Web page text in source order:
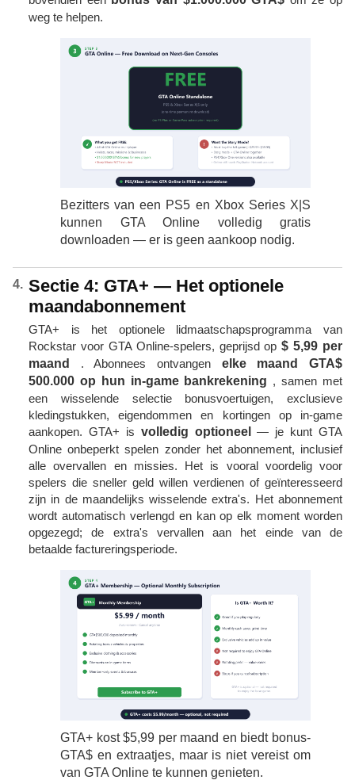
weg te helpen.
Bezitters van een PS5 en Xbox Series X|S
kunnen GTA Online volledig gratis
downloaden — er is geen aankoop nodig.
Sectie 4: GTA+ — Het optionele
maandabonnement
GTA+ is het optionele lidmaatschapsprogramma van
Rockstar voor GTA Online-spelers, geprijsd op$ 5,99 per
maand
. Abonnees ontvangen elke maand GTA$
500.000 op hun in-game bankrekening , samen met
een wisselende selectie bonusvoertuigen, exclusieve
kledingstukken, eigendommen en kortingen op in-game
aankopen. GTA+ is volledig optioneel
— je kunt GTA
Online onbeperkt spelen zonder het abonnement, inclusief
alle overvallen en missies. Het is vooral voordelig voor
spelers die sneller geld willen verdienen of geïnteresseerd
zijn in de maandelijks wisselende extra's. Het abonnement
wordt automatisch verlengd en kan op elk moment worden
opgezegd; de extra's vervallen aan het einde van de
betaalde factureringsperiode.
GTA+ kost $5,99 per maand en biedt bonus-
GTA$ en extraatjes, maar is niet vereist om
van GTA Online te kunnen genieten.